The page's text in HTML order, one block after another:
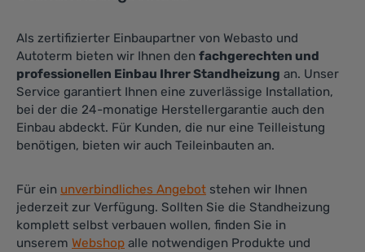
Als zertifizierter Einbaupartner von Webasto und
Autoterm bieten wir Ihnen den fachgerechten und
professionellen Einbau Ihrer Standheizung an. Unser
Service garantiert Ihnen eine zuverlässige Installation,
bei der die 24-monatige Herstellergarantie auch den
Einbau abdeckt. Für Kunden, die nur eine Teilleistung
benötigen, bieten wir auch Teileinbauten an.
Für ein unverbindliches Angebot stehen wir Ihnen
jederzeit zur Verfügung. Sollten Sie die Standheizung
komplett selbst verbauen wollen, finden Sie in
unserem Webshop alle notwendigen Produkte und